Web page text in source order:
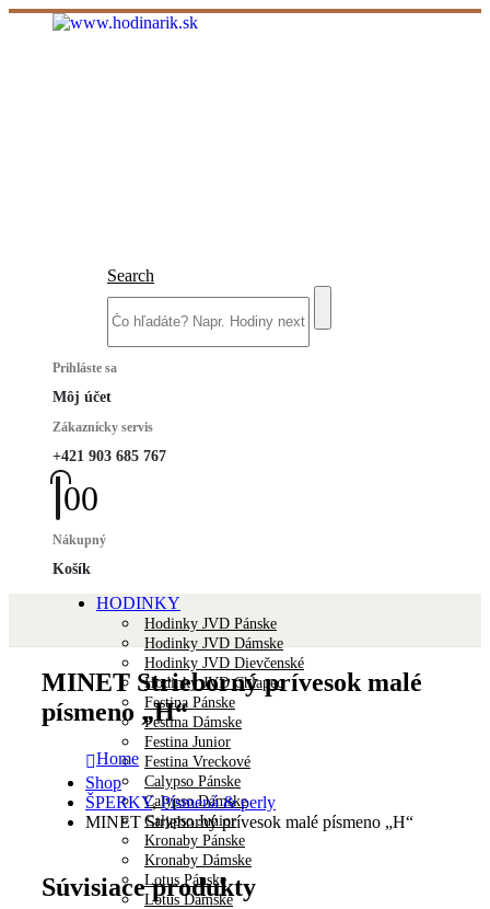
Search
Prihláste sa
Môj účet
Zákaznícky servis
+421 903 685 767
00
Nákupný
Košík
HODINKY
Hodinky JVD Pánske
Hodinky JVD Dámske
Hodinky JVD Dievčenské
Hodinky JVD Chlapec
Festina Pánske
Festina Dámske
Festina Junior
Festina Vreckové
Calypso Pánske
Calypso Dámske
Calypso Junior
Kronaby Pánske
Kronaby Dámske
Lotus Pánske
Lotus Dámske
MINET Strieborný prívesok malé
písmeno „H“
Home
Shop
ŠPERKY,Písmená & perly
MINET Strieborný prívesok malé písmeno „H“
Súvisiace produkty